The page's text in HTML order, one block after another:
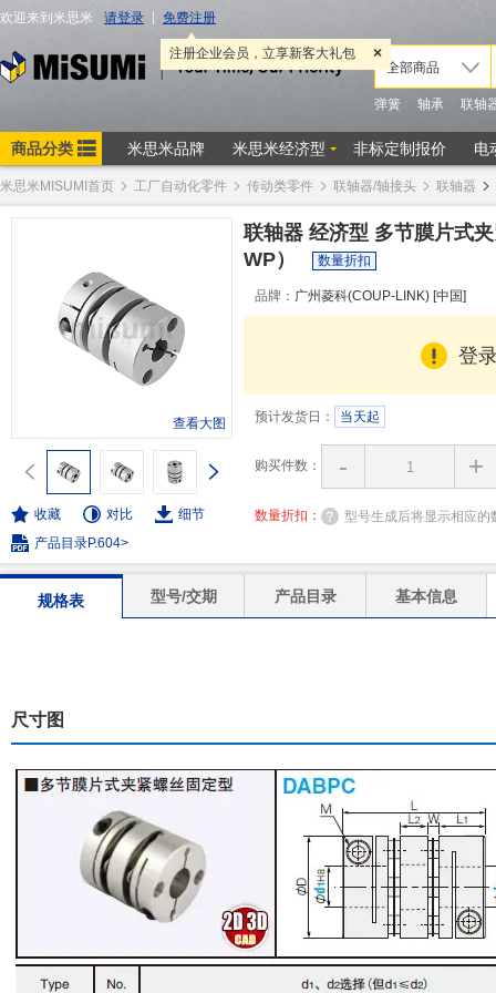
米思米MISUMI首页 工厂自动化零件 传动类零件 联轴器/轴接头 联轴器
查看大图
收藏 对比
细节
产品目录P.604>
联轴器 经济型 多节膜片式
WP）
数量折扣
品牌： 广州菱科(COUP-LINK) [中国]
登
预计发货日： 当天起
购买件数： - +
数量折扣： 型号生成后将显示相应的
规格表 型号/交期 产品目录 基本信息
尺寸图